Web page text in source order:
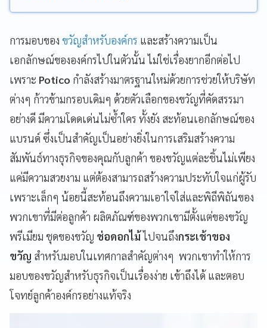
การมอบของ ขวัญสำหรับองค์กร และสร้างความเป็น
เอกลักษณ์ขององค์กรไปในตัวนั้น ไม่ใช่เรื่องยากอีกต่อไป
เพราะ Potico กำลังสร้างมาตรฐานใหม่ด้วยการช่วยให้บริษัท
ต่างๆ ก้าวข้ามกรอบเดิมๆ ด้วยตัวเลือกของขวัญที่คัดสรรมา
อย่างดี มีความโดดเด่นไม่ซ้ำใคร ทั้งยัง สะท้อนเอกลักษณ์ของ
แบรนด์ ซึ่งเป็นสำคัญเป็นอย่างยิ่งในการเสริมสร้างความ
สัมพันธ์ทางธุรกิจของคุณกับลูกค้า ของขวัญแต่ละชิ้นไม่เพียง
แค่มีความสวยงาม แต่ต้องสามารถสร้างความประทับใจแก่ผู้รับ
เพราะเล็กๆ น้อยนี้สะท้อนถึงความเอาใจใส่และพิถีพิถันของ
พวกเขาที่มีต่อลูกค้า ผลิตภัณฑ์ของพวกเขามีตั้งแต่ของขวัญ
พรีเมียม ชุดของขวัญ ช่อดอกไม้ไปจนถึงกระเช้าของ
ขวัญ สำหรับมอบในเทศกาลสำคัญต่างๆ พวกเขาทำให้การ
มอบของขวัญสำหรับธุรกิจเป็นเรื่องง่าย เข้าถึงได้ และตอบ
โจทย์ลูกค้าองค์กรอย่างแท้จริง